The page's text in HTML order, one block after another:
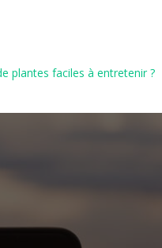
plantes faciles à entretenir ?